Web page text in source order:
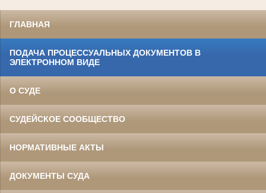
ГЛАВНАЯ
ПОДАЧА ПРОЦЕССУАЛЬНЫХ ДОКУМЕНТОВ В
ЭЛЕКТРОННОМ ВИДЕ
О СУДЕ
СУДЕЙСКОЕ СООБЩЕСТВО
НОРМАТИВНЫЕ АКТЫ
ДОКУМЕНТЫ СУДА